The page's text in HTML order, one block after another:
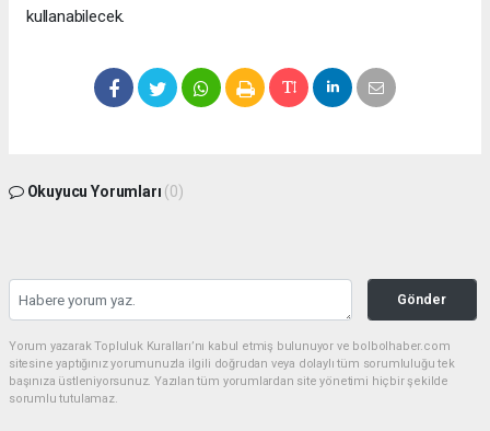
kullanabilecek.
Okuyucu Yorumları (0)
Gönder
Yorum yazarak Topluluk Kuralları’nı kabul etmiş bulunuyor ve bolbolhaber.com
sitesine yaptığınız yorumunuzla ilgili doğrudan veya dolaylı tüm sorumluluğu tek
başınıza üstleniyorsunuz. Yazılan tüm yorumlardan site yönetimi hiçbir şekilde
sorumlu tutulamaz.